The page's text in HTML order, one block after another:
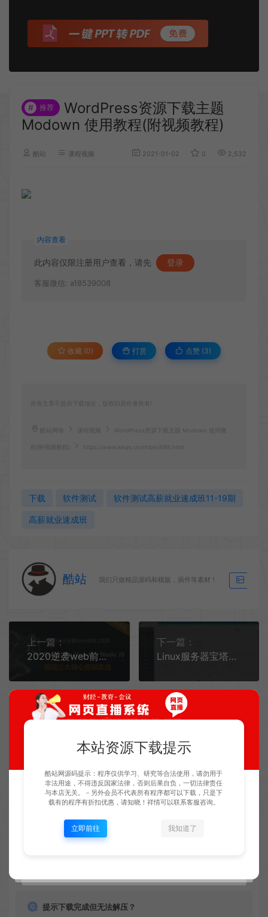
# 推荐
WordPress资源下载主题
Modown 使用教程(附视频教程)
酷站 课程视频 2021-01-02 0 2,532
内容查看
此内容仅限注册用户查看，请先 登录
客服微信: a18539008
收藏 (0) 打赏 点赞 (3)
所有文章不提供下载地址，版权归原作者所有!
酷站网络 课程视频 WordPress资源下载主题 Modown 使用教
程(附视频教程) https://www.keqq.cn/shipin/698.html
下载 软件测试 软件测试高薪就业速成班11-19期
高薪就业速成班
酷站 我们只做精品源码和模版，插件等素材！
上一篇：
2020逆袭web前端高级开发 | JS/React/VueJS/NodeJS框架实战
下一篇：
Linux服务器宝塔面板安装视频教程
免费下载或者VIP会员专享资源能否直接商用？
本站所有资源版权均属于原作者所有，这里所提供资源均
权纠纷，一切责任均由使用者承担。
提示下载完成但无法解压？
本站资源下载提示
酷站网源码提示：程序仅供学习、研究等合法使用，请勿用于
非法用途，不得违反国家法律，否则后果自负，一切法律责任
与本店无关。－另外会员不代表所有程序都可以下载，只是下
载有的程序有折扣优惠，请知晓！祥情可以联系客服咨询。
立即前往 我知道了